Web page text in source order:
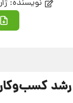
نویسنده: